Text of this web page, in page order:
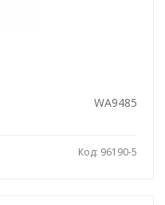
WA9485
Код: 96190-5